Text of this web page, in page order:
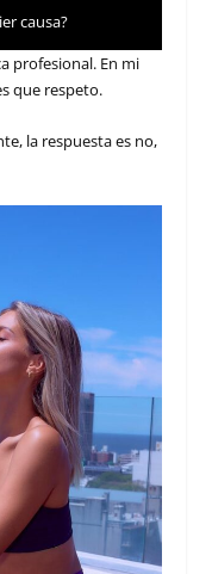
causa?
profesional. En mi
que respeto.
la respuesta es no,